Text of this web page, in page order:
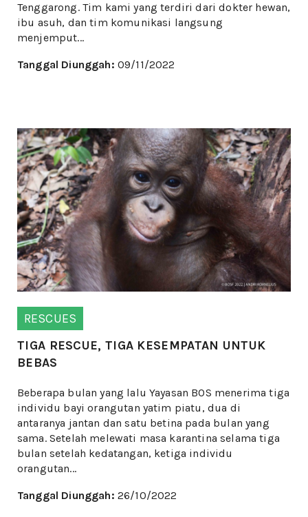
Tenggarong. Tim kami yang terdiri dari dokter hewan,
ibu asuh, dan tim komunikasi langsung
menjemput...
Tanggal Diunggah: 09/11/2022
RESCUES
TIGA RESCUE, TIGA KESEMPATAN UNTUK
BEBAS
Beberapa bulan yang lalu Yayasan BOS menerima tiga
individu bayi orangutan yatim piatu, dua di
antaranya jantan dan satu betina pada bulan yang
sama. Setelah melewati masa karantina selama tiga
bulan setelah kedatangan, ketiga individu
orangutan...
Tanggal Diunggah: 26/10/2022